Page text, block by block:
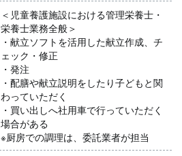
＜児童養護施設における管理栄養士・
栄養士業務全般＞
・献立ソフトを活用した献立作成、チ
ェック・修正
・発注
・配膳や献立説明をしたり子どもと関
わっていただく
・買い出しへ社用車で行っていただく
場合がある
※厨房での調理は、委託業者が担当